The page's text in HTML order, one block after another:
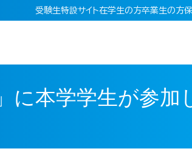
受験生特設サイト在学生の方卒業生の方
本学学生が参加